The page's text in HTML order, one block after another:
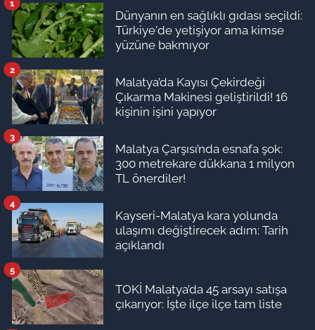
Dünyanın en sağlıklı gıdası seçildi:
Türkiye'de yetişiyor ama kimse
yüzüne bakmıyor
1
Malatya’da Kayısı Çekirdeği
Çıkarma Makinesi geliştirildi! 16
kişinin işini yapıyor
2
Malatya Çarşısı’nda esnafa şok:
300 metrekare dükkana 1 milyon
TL önerdiler!
3
Kayseri-Malatya kara yolunda
ulaşımı değiştirecek adım: Tarih
açıklandı
4
TOKİ Malatya’da 45 arsayı satışa
çıkarıyor: İşte ilçe ilçe tam liste
5